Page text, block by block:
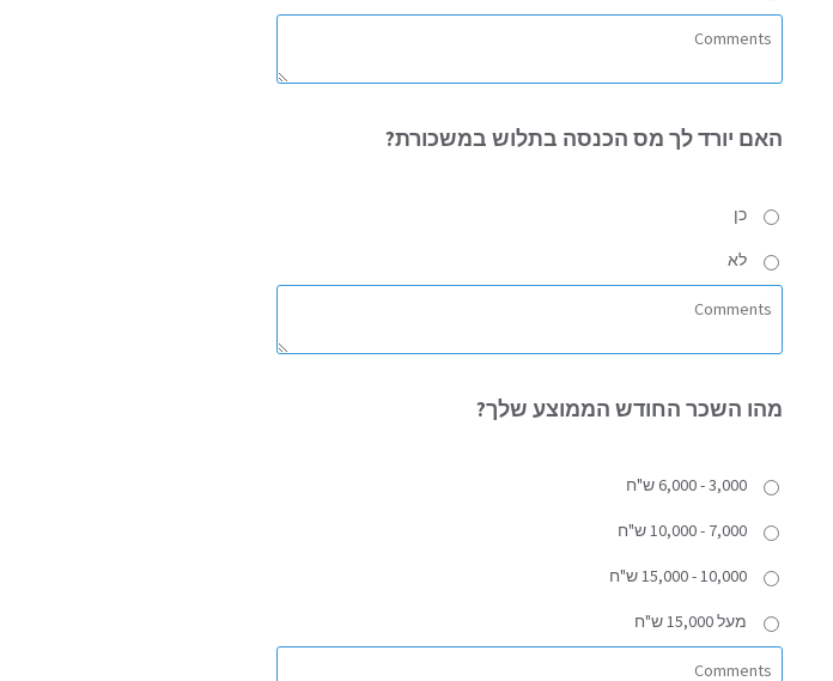
האם יורד לך מס הכנסה בתלוש במשכורת?
כן
לא
מהו השכר החודש הממוצע שלך?
3,000 - 6,000 ש"ח
7,000 - 10,000 ש"ח
10,000 - 15,000 ש"ח
מעל 15,000 ש"ח